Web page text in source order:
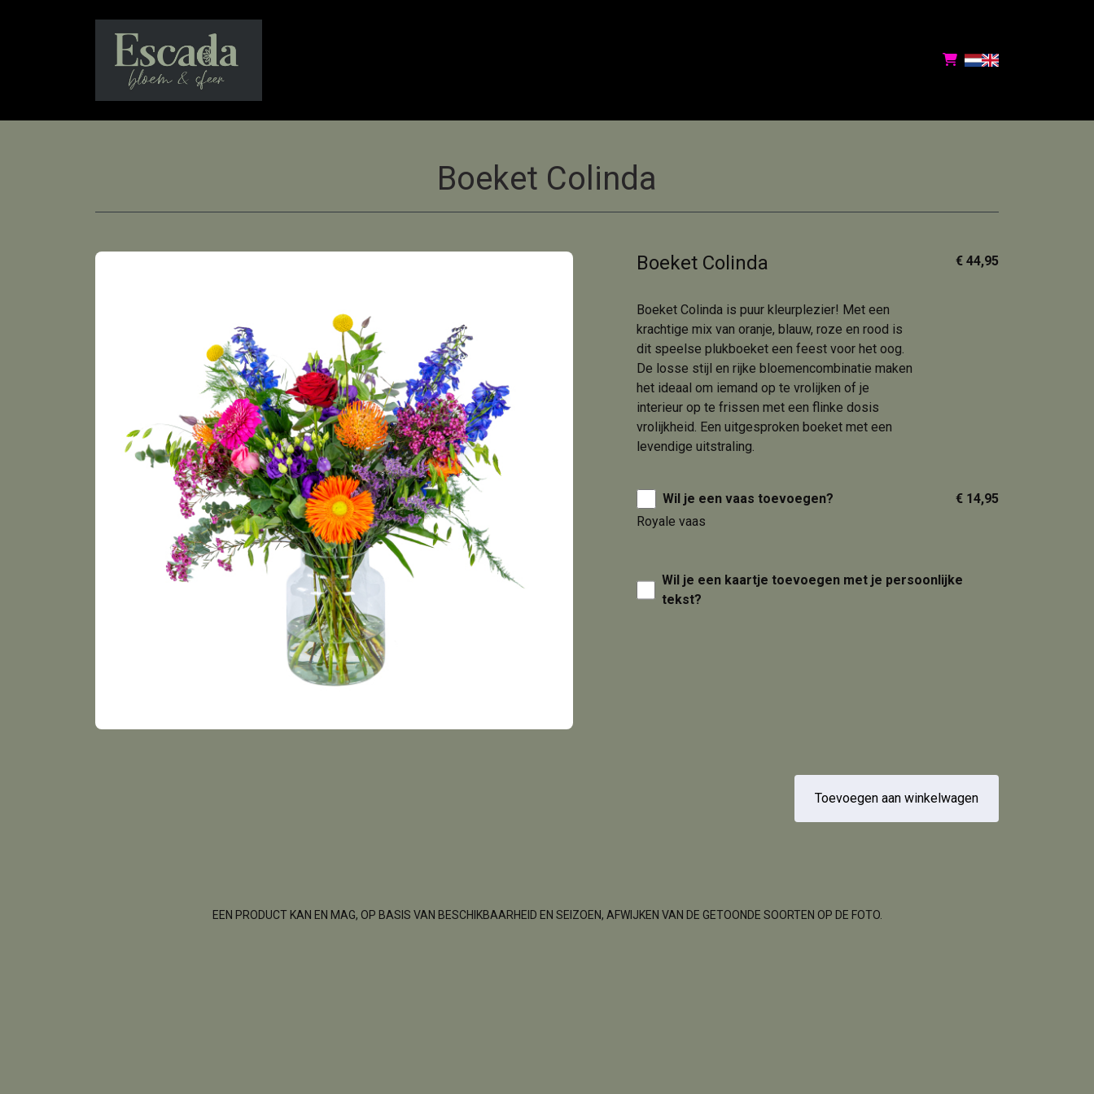
Boeket Colinda
Boeket Colinda
Boeket Colinda is puur kleurplezier! Met een
krachtige mix van oranje, blauw, roze en rood is
dit speelse plukboeket een feest voor het oog.
De losse stijl en rijke bloemencombinatie maken
het ideaal om iemand op te vrolijken of je
interieur op te frissen met een flinke dosis
vrolijkheid. Een uitgesproken boeket met een
levendige uitstraling.
€ 44,95
Wil je een vaas toevoegen?
Royale vaas
€ 14,95
Wil je een kaartje toevoegen met je persoonlijke
tekst?
Toevoegen aan winkelwagen
EEN PRODUCT KAN EN MAG, OP BASIS VAN BESCHIKBAARHEID EN SEIZOEN, AFWIJKEN VAN DE GETOONDE SOORTEN OP DE FOTO.